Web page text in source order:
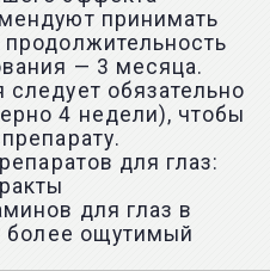
принимать
— 3 месяца.
обязательно
4 недели), чтобы
для глаз:
для глаз в
более ощутимый